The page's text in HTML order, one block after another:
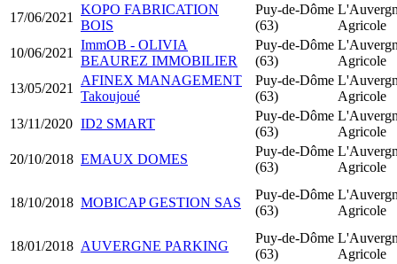
17/06/2021
KOPO FABRICATION
BOIS
Puy-de-Dôme
(63)
Agricole
10/06/2021
ImmOB - OLIVIA
BEAUREZ IMMOBILIER
Puy-de-Dôme
(63)
Agricole
13/05/2021
AFINEX MANAGEMENT
Takoujoué
Puy-de-Dôme
(63)
Agricole
13/11/2020 ID2 SMART
Puy-de-Dôme
(63)
Agricole
20/10/2018 EMAUX DOMES
Puy-de-Dôme
(63)
Agricole
18/10/2018 MOBICAP GESTION SAS
Puy-de-Dôme
(63)
Agricole
18/01/2018 AUVERGNE PARKING
Puy-de-Dôme
(63)
Agricole